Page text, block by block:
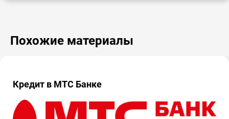
Похожие материалы
Кредит в МТС Банке